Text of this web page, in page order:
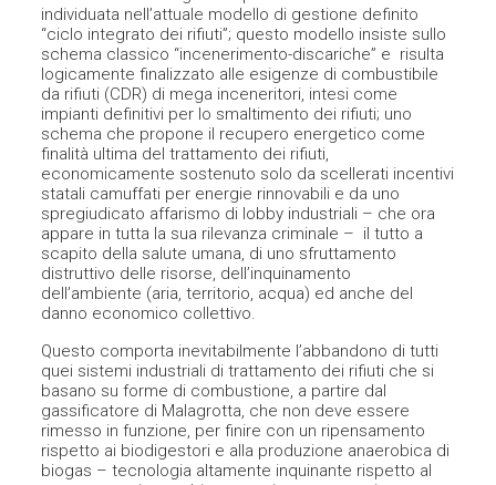
individuata nell’attuale modello di gestione definito
“ciclo integrato dei rifiuti”; questo modello insiste sullo
schema classico “incenerimento-discariche” e risulta
logicamente finalizzato alle esigenze di combustibile
da rifiuti (CDR) di mega inceneritori, intesi come
impianti definitivi per lo smaltimento dei rifiuti; uno
schema che propone il recupero energetico come
finalità ultima del trattamento dei rifiuti,
economicamente sostenuto solo da scellerati incentivi
statali camuffati per energie rinnovabili e da uno
spregiudicato affarismo di lobby industriali – che ora
appare in tutta la sua rilevanza criminale – il tutto a
scapito della salute umana, di uno sfruttamento
distruttivo delle risorse, dell’inquinamento
dell’ambiente (aria, territorio, acqua) ed anche del
danno economico collettivo.
Questo comporta inevitabilmente l’abbandono di tutti
quei sistemi industriali di trattamento dei rifiuti che si
basano su forme di combustione, a partire dal
gassificatore di Malagrotta, che non deve essere
rimesso in funzione, per finire con un ripensamento
rispetto ai biodigestori e alla produzione anaerobica di
biogas – tecnologia altamente inquinante rispetto al